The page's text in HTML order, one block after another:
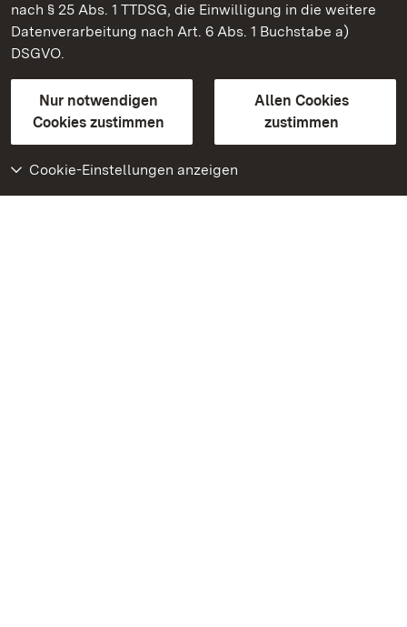
nach § 25 Abs. 1 TTDSG, die Einwilligung in die weitere
Datenverarbeitung nach Art. 6 Abs. 1 Buchstabe a)
DSGVO.
Nur notwendigen
Cookies zustimmen
Allen Cookies
zustimmen
Cookie-Einstellungen anzeigen
Staatliche Schlösser und Gärten Baden-Württemberg
Kontakt
GebärdenspracheLeichte Sprache
Erklärung zur Barrierefreiheit
BITV-konform (geprüfte Seiten)
Weiteres